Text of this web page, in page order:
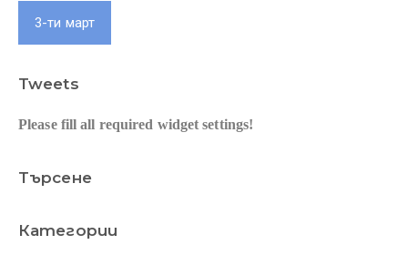
3-ти март
Tweets
Please fill all required widget settings!
Търсене
Категории